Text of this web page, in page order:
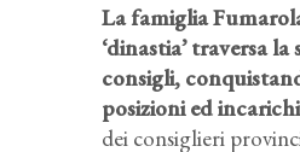
La famiglia
‘dinastia’ traversa
consigli,
posizioni ed
dei consiglieri